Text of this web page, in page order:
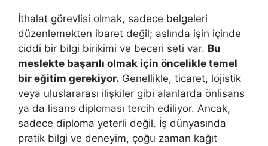
İthalat görevlisi olmak, sadece belgeleri
düzenlemekten ibaret değil; aslında işin içinde
ciddi bir bilgi birikimi ve beceri seti var. Bu
meslekte başarılı olmak için öncelikle temel
bir eğitim gerekiyor. Genellikle, ticaret, lojistik
veya uluslararası ilişkiler gibi alanlarda önlisans
ya da lisans diploması tercih ediliyor. Ancak,
sadece diploma yeterli değil. İş dünyasında
pratik bilgi ve deneyim, çoğu zaman kağıt